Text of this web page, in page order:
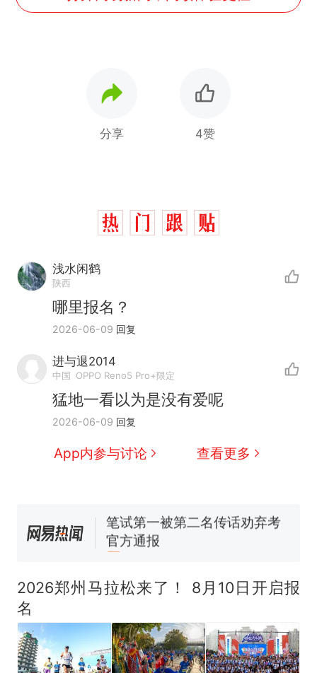
分享 4赞
浅水闲鹤
陕西
哪里报名？
2026-06-09 回复
进与退2014
中国 OPPO Reno5 Pro+限定
猛地一看以为是没有爱呢
2026-06-09 回复
App内参与讨论 查看更多
似南京大学数院院长辞职信流
传，院方回应：喻良教授已卸
源；曾用手绘图做头像
新 费大厨“全国小炒肉大王”称
号，仅凭视频评出？中国烹饪
协会回应
男子上山采菌偶然发现鸡枞菌
窝，原地守1天等它长大：挖了
140多朵
美国渔民钓获鲨鱼徒手将其拽
回大海 目击者直呼震惊 （视频
来源：参考消息）
制裁瓜子饺子，美国怕什么？
热 “不想干了特提出辞职”，疑
似南京大学数院院长辞职信流
任院长一职，不清楚辞职信来
源；曾用手绘图做头像
2026郑州马拉松来了！ 8月10日开启报
名